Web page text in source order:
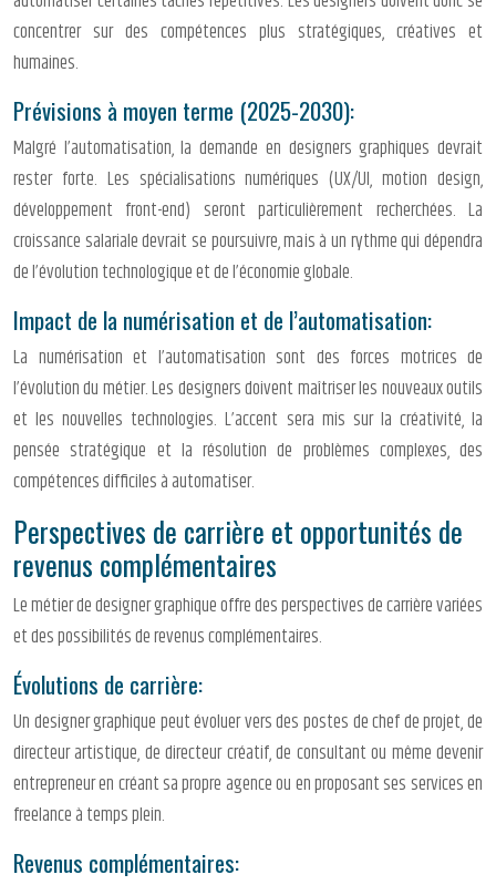
concentrer sur des compétences plus stratégiques, créatives et
humaines.
Prévisions à moyen terme (2025-2030):
Malgré l’automatisation, la demande en designers graphiques devrait
rester forte. Les spécialisations numériques (UX/UI, motion design,
développement front-end) seront particulièrement recherchées. La
croissance salariale devrait se poursuivre, mais à un rythme qui dépendra
de l’évolution technologique et de l’économie globale.
Impact de la numérisation et de l’automatisation:
La numérisation et l’automatisation sont des forces motrices de
l’évolution du métier. Les designers doivent maîtriser les nouveaux outils
et les nouvelles technologies. L’accent sera mis sur la créativité, la
pensée stratégique et la résolution de problèmes complexes, des
compétences difficiles à automatiser.
Perspectives de carrière et opportunités de
revenus complémentaires
Le métier de designer graphique offre des perspectives de carrière variées
et des possibilités de revenus complémentaires.
Évolutions de carrière:
Un designer graphique peut évoluer vers des postes de chef de projet, de
directeur artistique, de directeur créatif, de consultant ou même devenir
entrepreneur en créant sa propre agence ou en proposant ses services en
freelance à temps plein.
Revenus complémentaires: